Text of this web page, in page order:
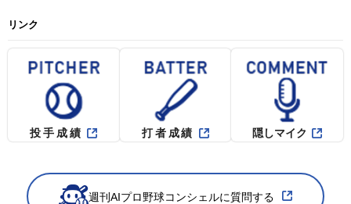
リンク
投手成績 打者成績 隠しマイク
週刊AIプロ野球コンシェルに質問する